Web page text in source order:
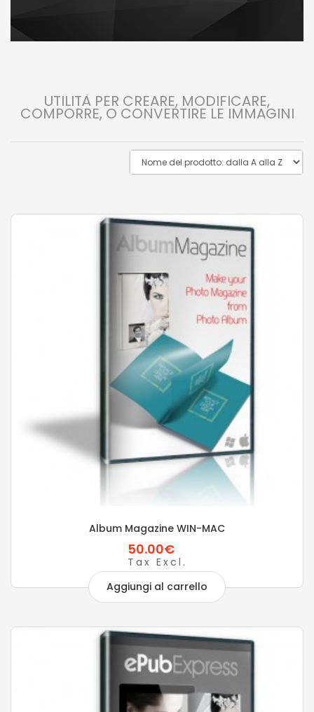
UTILITÀ PER CREARE, MODIFICARE,
COMPORRE, O CONVERTIRE LE IMMAGINI
Album Magazine WIN-MAC
50.00€
Tax Excl.
Aggiungi al carrello